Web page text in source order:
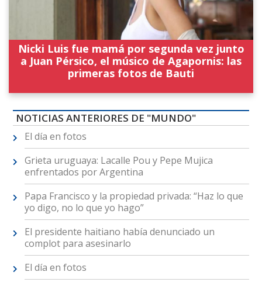
Nicki Luis fue mamá por segunda vez junto
a Juan Pérsico, el músico de Agapornis: las
primeras fotos de Bauti
NOTICIAS ANTERIORES DE "MUNDO"
El día en fotos
Grieta uruguaya: Lacalle Pou y Pepe Mujica
enfrentados por Argentina
Papa Francisco y la propiedad privada: “Haz lo que
yo digo, no lo que yo hago”
El presidente haitiano había denunciado un
complot para asesinarlo
El día en fotos